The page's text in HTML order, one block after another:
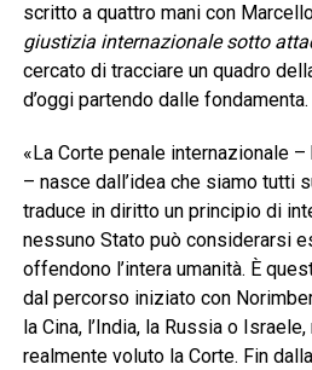
scritto a quattro mani con
giustizia internazionale sotto
cercato di tracciare un quadro
d’oggi partendo dalle fondamenta.
«La Corte penale internazionale –
– nasce dall’idea che siamo tutti
traduce in diritto un principio di
nessuno Stato può considerarsi
offendono l’intera umanità. È
dal percorso iniziato con
la Cina, l’India, la Russia o
realmente voluto la Corte. Fin